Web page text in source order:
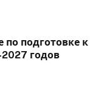
по подготовке к
годов